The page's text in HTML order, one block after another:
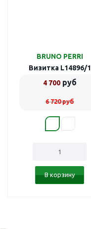
BRUNO PERRI
Визитка L14896/1
4 700руб
6 720руб
В корзину